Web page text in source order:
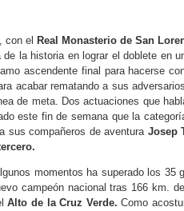
con el Real Monasterio de San
la historia en lograr el doblete en
ascendente final para hacerse
acabar rematando a sus
de meta. Dos actuaciones que
este fin de semana que la
sus compañeros de aventuraJosep
momentos ha superado los 35
campeón nacional tras 166 km.
Alto de la Cruz Verde. Como